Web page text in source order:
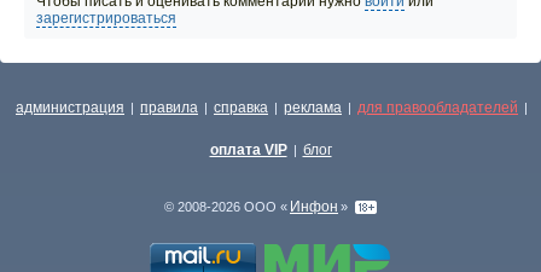
зарегистрироваться
администрация | правила | справка | реклама | для правообладателей |
оплата VIP | блог
© 2008-2026 ООО « Инфон »